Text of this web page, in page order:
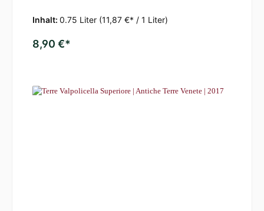
Inhalt: 0.75 Liter (11,87 €* / 1 Liter)
8,90 €*